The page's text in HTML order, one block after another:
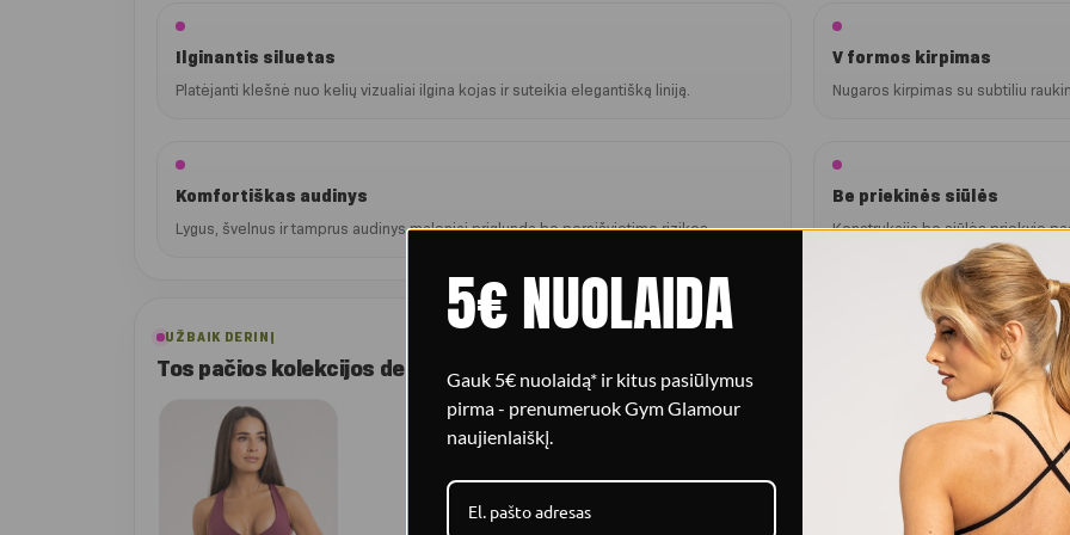
Ilginantis siluetas
Platėjanti klešnė nuo kelių vizualiai ilgina kojas ir suteikia elegantišką liniją.
V formos kirpimas
Nugaros kirpimas su subtiliu
Komfortiškas audinys
Lygus, švelnus ir tamprus audinys maloniai priglunda be persišvietimo rizikos.
Be priekinės siūlės
Konstrukcija be siūlės priekyje
UŽBAIK DERINĮ
Tos pačios kolekcijos deriniai
5€ NUOLAIDA
Gauk 5€ nuolaidą* ir kitus pasiūlymus
pirma - prenumeruok Gym Glamour
naujienlaiškį.